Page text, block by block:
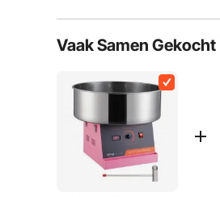
Vaak Samen Gekocht